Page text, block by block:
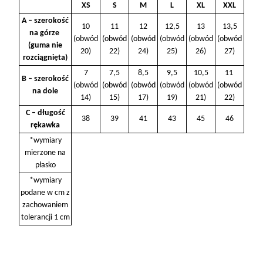
XS S M L XL
XXL
A – szerokość
na górze
(guma nie
rozciągnięta)
10
(obwód
20)
11
(obwód
22)
12
(obwód
24)
12,5
(obwód
25)
13
(obwód
26)
13,5
(obwód
27)
B – szerokość
na dole
7
(obwód
14)
7,5
(obwód
15)
8,5
(obwód
17)
9,5
(obwód
19)
10,5
(obwód
21)
11
(obwód
22)
C – długość
rękawka
38 39 41 43 45 46
*wymiary
mierzone na
płasko
*wymiary
podane w cm z
zachowaniem
tolerancji 1 cm